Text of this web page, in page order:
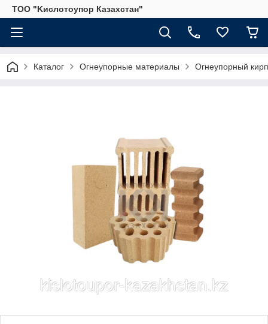
ТОО "Kислoтoупoр Казахстaн"
Каталог Огнеупорные материалы Огнеупорный